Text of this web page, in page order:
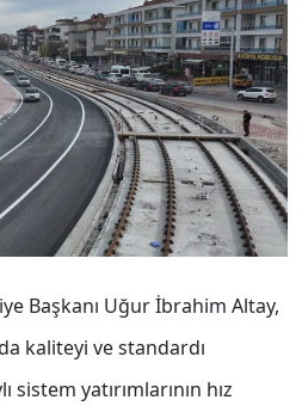
Başkanı Uğur İbrahim Altay,
kaliteyi ve standardı
yatırımlarının hız